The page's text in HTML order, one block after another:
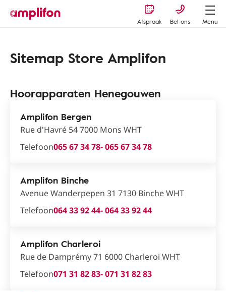
Afspraak Bel ons Menu
Sitemap Store Amplifon
Hoorapparaten Henegouwen
Amplifon Bergen
Rue d'Havré 54 7000 Mons WHT
Telefoon065 67 34 78- 065 67 34 78
Amplifon Binche
Avenue Wanderpepen 31 7130 Binche WHT
Telefoon064 33 92 44- 064 33 92 44
Amplifon Charleroi
Rue de Damprémy 71 6000 Charleroi WHT
Telefoon071 31 82 83- 071 31 82 83